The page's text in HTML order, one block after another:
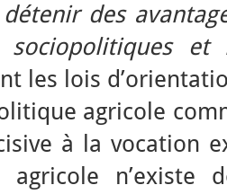
détenir des
sociopolitiques et
les lois
agricole
à la vocation
agricole